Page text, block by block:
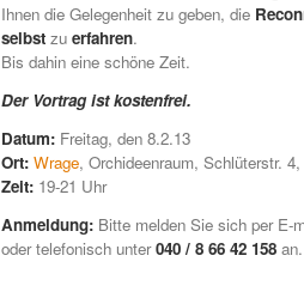
Ihnen die Gelegenheit zu geben, die
selbst zu erfahren.
Bis dahin eine schöne Zeit.
Der Vortrag ist kostenfrei.
Datum: Freitag, den 8.2.13
Ort: Wrage, Orchideenraum, Schlüterstr.
Zeit: 19-21 Uhr
Anmeldung: Bitte melden Sie sich per E-
oder telefonisch unter040 / 8 66 42 158 an.